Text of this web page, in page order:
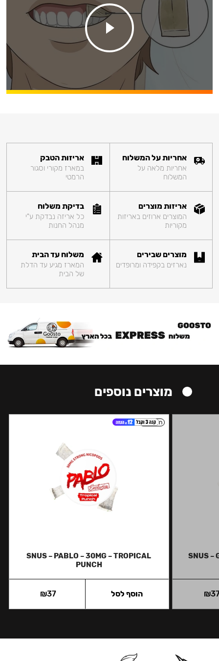
אחריות על המשלוח
אחריות מלאה על
המשלוח
אריזות הטבק
במארז מקורי וסגור
הרמטי
אריזות מוצרים
המוצרים ארוזים באריזות
מקוריות
בדיקת משלוח
כל אריזה נבדקת ע"י
מנהל החנות
מוצרים שבירים
נארזים בקפידה ומרופדים
משלוח עד הבית
המארז מגיע עד הדלת
של הבית
מוצרים נוספים
SNUS –
₪
חזק
SNUS – PABLO – 30MG – TROPICAL
PUNCH
₪37 הוסף לסל